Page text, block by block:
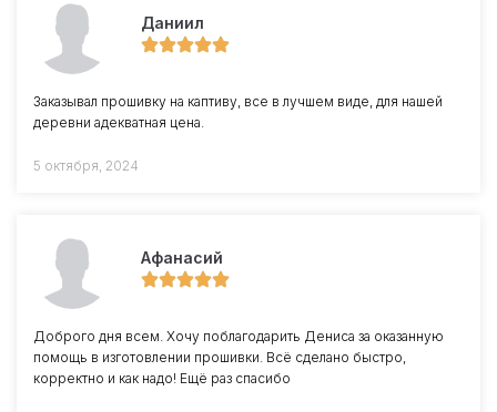
Даниил
Заказывал прошивку на каптиву, все в лучшем виде, для нашей
деревни адекватная цена.
5 октября, 2024
Афанасий
Доброго дня всем. Хочу поблагодарить Дениса за оказанную
помощь в изготовлении прошивки. Всё сделано быстро,
корректно и как надо! Ещё раз спасибо